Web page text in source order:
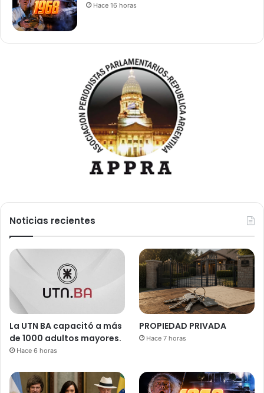
Hace 16 horas
Noticias recientes
La UTN BA capacitó a más
de 1000 adultos mayores.
Hace 6 horas
PROPIEDAD PRIVADA
Hace 7 horas